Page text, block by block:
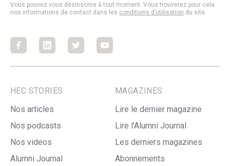
Vous pouvez vous désinscrire à tout moment. Vous trouverez pour cela
nos informations de contact dans les conditions d’utilisation du site.
FacebookFacebookFacebookFacebook
HEC STORIES
Nos articles
Nos podcasts
Nos videos
Alumni Journal
MAGAZINES
Lire le dernier magazine
Lire l'Alumni Journal
Les derniers magazines
Abonnements